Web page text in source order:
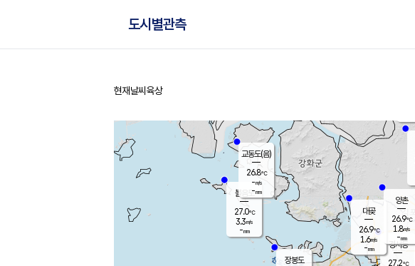
도시별관측
홈
현재날씨 육상
볼음도
27.0℃
3.3m/s
-mm
장봉도
경서동
27.2℃
대곶
26.9℃
1.6m/s
-mm
양촌
26.9℃
1.8m/s
-mm
교동도(음)
26.8℃
-m/s
-mm